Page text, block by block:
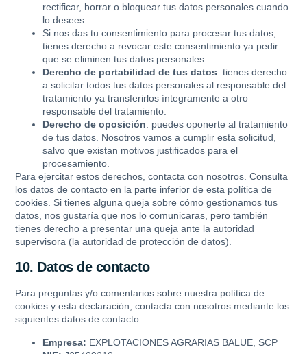
rectificar, borrar o bloquear tus datos personales cuando
lo desees.
Si nos das tu consentimiento para procesar tus datos,
tienes derecho a revocar este consentimiento ya pedir
que se eliminen tus datos personales.
Derecho de portabilidad de tus datos: tienes derecho
a solicitar todos tus datos personales al responsable del
tratamiento ya transferirlos íntegramente a otro
responsable del tratamiento.
Derecho de oposición: puedes oponerte al tratamiento
de tus datos. Nosotros vamos a cumplir esta solicitud,
salvo que existan motivos justificados para el
procesamiento.
Para ejercitar estos derechos, contacta con nosotros. Consulta
los datos de contacto en la parte inferior de esta política de
cookies. Si tienes alguna queja sobre cómo gestionamos tus
datos, nos gustaría que nos lo comunicaras, pero también
tienes derecho a presentar una queja ante la autoridad
supervisora (la autoridad de protección de datos).
10. Datos de contacto
Para preguntas y/o comentarios sobre nuestra política de
cookies y esta declaración, contacta con nosotros mediante los
siguientes datos de contacto:
Empresa: EXPLOTACIONES AGRARIAS BALUE, SCP